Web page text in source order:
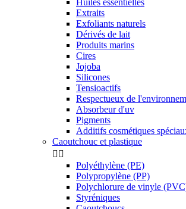
Huiles essentielles
Extraits
Exfoliants naturels
Dérivés de lait
Produits marins
Cires
Jojoba
Silicones
Tensioactifs
Respectueux de
Absorbeur d'uv
Pigments
Additifs cosmétiques
Caoutchouc et plastique
 
Polyéthylène (PE)
Polypropylène (PP)
Polychlorure de vinyle
Styréniques